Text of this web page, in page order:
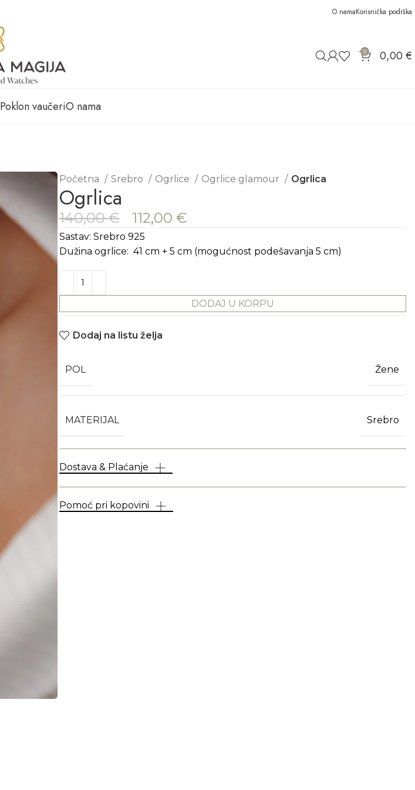
O namaKorisnička podrška
0 0,00 €
Poklon vaučeriO nama
Početna Srebro Ogrlice Ogrlice glamour Ogrlica
Ogrlica
140,00€ 112,00 €
Sastav: Srebro 925
Dužina ogrlice: 41 cm + 5 cm (mogućnost podešavanja 5 cm)
DODAJ U KORPU
Dodaj na listu želja
POL Žene
MATERIJAL Srebro
Dostava & Plaćanje
Pomoć pri kopovini